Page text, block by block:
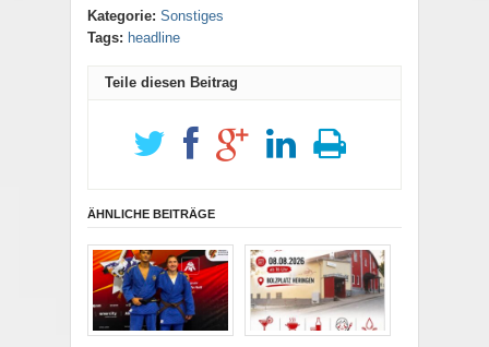
Kategorie: Sonstiges
Tags: headline
Teile diesen Beitrag
ÄHNLICHE BEITRÄGE